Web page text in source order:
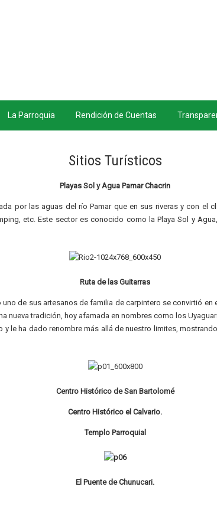
La Parroquia Rendición de Cuentas
Sitios Turísticos
Playas Sol y Agua Pamar Chacrin
por las aguas del río Pamar que en sus riveras y con el
etc. Este sector es conocido como la Playa Sol y
Ruta de las Guitarras
de sus artesanos de familia de carpintero se convirtió en
nueva tradición, hoy afamada en nombres como los
le ha dado renombre más allá de nuestro limites,
Centro Histórico de San Bartolomé
Centro Histórico el Calvario.
Templo Parroquial
El Puente de Chunucari.